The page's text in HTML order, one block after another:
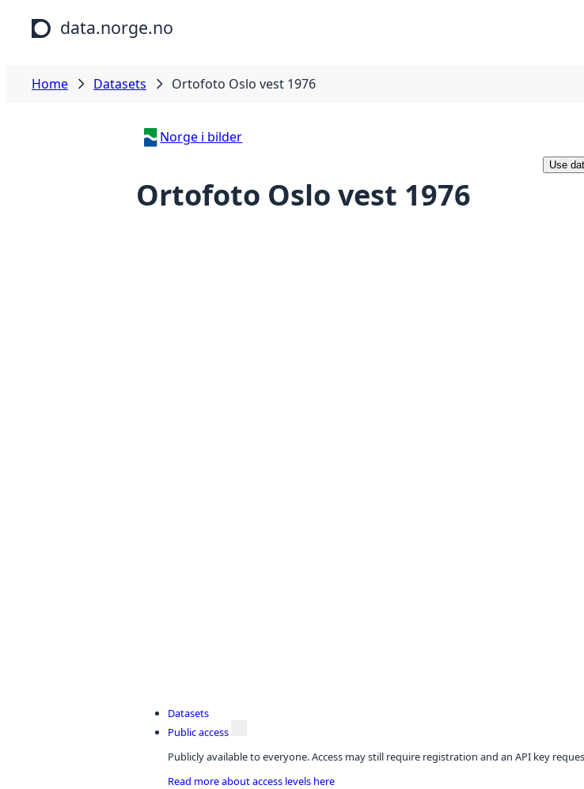
Skip to main content
data.norge.no
Home Datasets Ortofoto Oslo vest 1976
Norge i bilder
Ortofoto Oslo vest 1976
Use
Datasets
Public access
Publicly available to everyone. Access may still require registration and an API key
Read more about access levels here